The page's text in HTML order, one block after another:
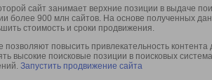
сайт занимает верхние позиции в выдаче
более 900 млн сайтов. На основе полученных
стоимость и сроки продвижения.
повысить привлекательность контента
высокие поисковые позиции в поисковых
Запустить продвижение сайта